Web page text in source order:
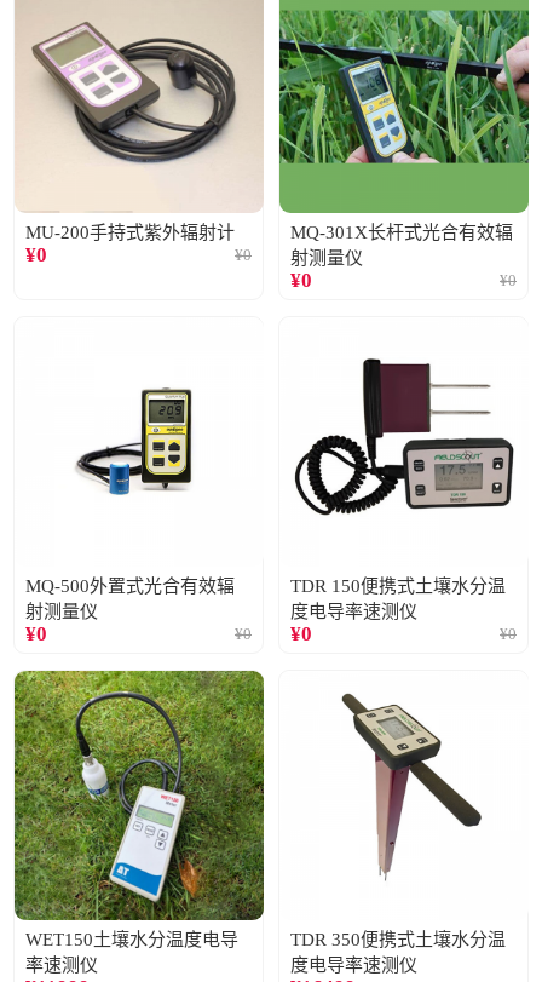
MU-200手持式紫外辐射计
¥0 ¥0
MQ-301X长杆式光合有效辐
射测量仪
¥0 ¥0
MQ-500外置式光合有效辐
射测量仪
¥0 ¥0
TDR 150便携式土壤水分温
度电导率速测仪
¥0 ¥0
WET150土壤水分温度电导
率速测仪
TDR 350便携式土壤水分温
度电导率速测仪